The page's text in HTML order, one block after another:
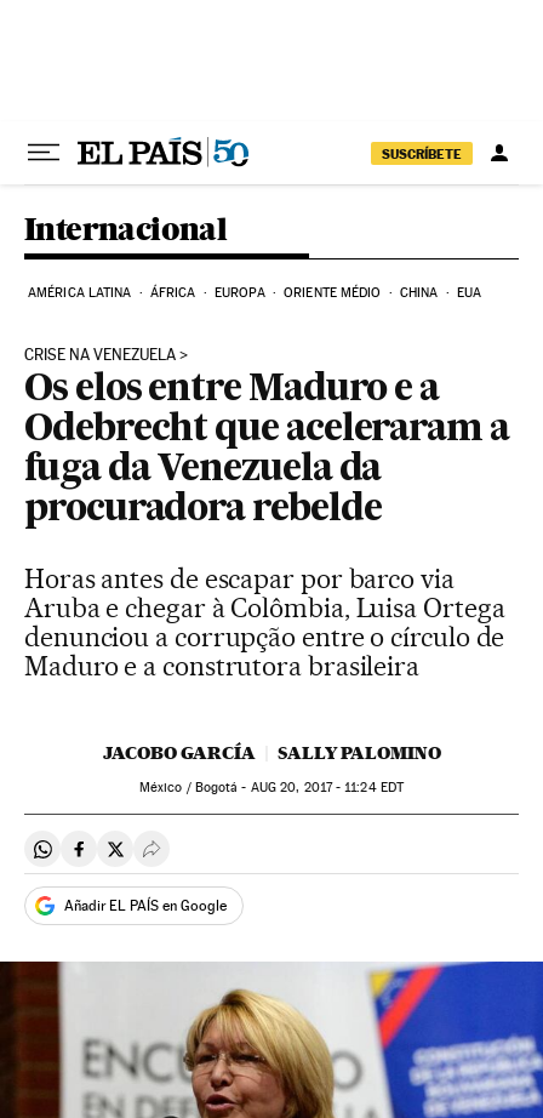
SUSCRÍBETE
Internacional
AMÉRICA LATINA ÁFRICA EUROPA ORIENTE MÉDIO CHINA EUA
CRISE NA VENEZUELA
Os elos entre Maduro e a
Odebrecht que aceleraram a
fuga da Venezuela da
procuradora rebelde
Horas antes de escapar por barco via
Aruba e chegar à Colômbia, Luisa Ortega
denunciou a corrupção entre o círculo de
Maduro e a construtora brasileira
JACOBO GARCÍA SALLY PALOMINO
México / Bogotá - AUG 20, 2017 - 11:24EDT
Compartir en Whatsapp
Compartir en Facebook
Compartir en Twitter
Desplegar Redes Sociales
Añadir EL PAÍS en Google